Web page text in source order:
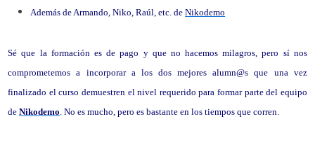
Además de Armando, Niko, Raúl, etc. deNikodemo
Sé que la formación es de pago y que no hacemos milagros, pero sí nos
comprometemos a incorporar a los dos mejores alumn@s que una vez
finalizado el curso demuestren el nivel requerido para formar parte del equipo
deNikodemo. No es mucho, pero es bastante en los tiempos que corren.